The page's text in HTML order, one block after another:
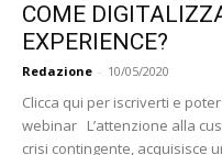
COME
EXPERIENCE?
Redazione - 10/05/2020
Clicca qui per iscriverti e
webinar L’attenzione alla
crisi contingente, acquisisce